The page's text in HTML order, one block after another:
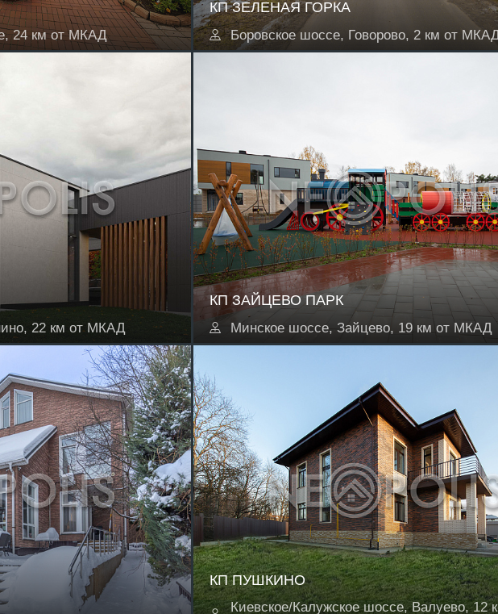
24 км от МКАД
КП ЗЕЛЕНАЯ ГОРКА
Боровское шоссе, Говорово, 2 км от
22 км от МКАД
КП ЗАЙЦЕВО ПАРК
Минское шоссе, Зайцево, 19 км от МКАД
КП ПУШКИНО
Киевское/Калужское шоссе, Валуево, 12